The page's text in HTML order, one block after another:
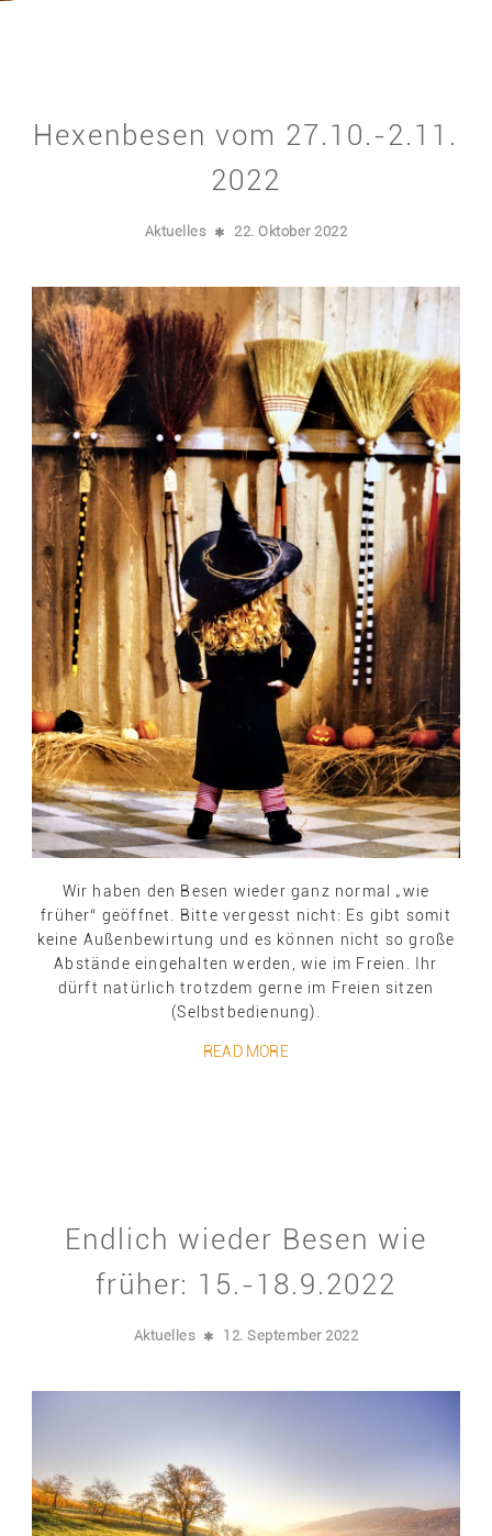
Hexenbesen vom 27.10.-2.11.
2022
Aktuelles 22. Oktober 2022
Wir haben den Besen wieder ganz normal „wie
früher“ geöffnet. Bitte vergesst nicht: Es gibt somit
keine Außenbewirtung und es können nicht so große
Abstände eingehalten werden, wie im Freien. Ihr
dürft natürlich trotzdem gerne im Freien sitzen
(Selbstbedienung).
READ MORE
Endlich wieder Besen wie
früher: 15.-18.9.2022
Aktuelles 12. September 2022